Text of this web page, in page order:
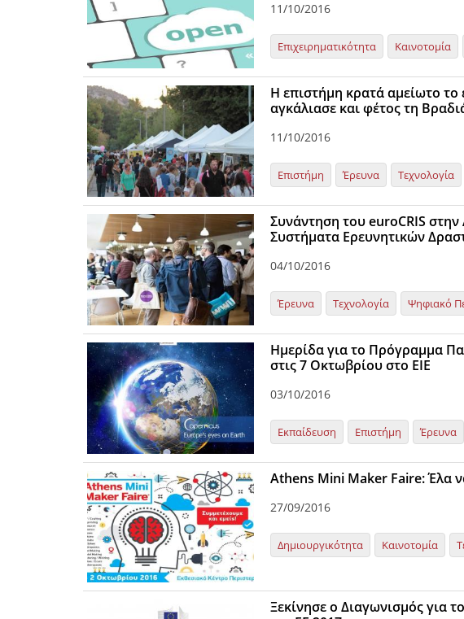
11/10/2016
Επιχειρηματικότητα Καινοτομία
Η επιστήμη κρατά αμείωτο
αγκάλιασε και φέτος τη
11/10/2016
Επιστήμη Έρευνα Τεχνολογία
Συνάντηση του euroCRIS
Συστήματα Ερευνητικών
04/10/2016
Έρευνα Τεχνολογία Ψηφιακό
Ημερίδα για το Πρόγραμμα
στις 7 Οκτωβρίου στο ΕΙΕ
03/10/2016
Εκπαίδευση Επιστήμη Έρευνα
Athens Mini Maker Faire: Έλα
27/09/2016
Δημιουργικότητα Καινοτομία
Ξεκίνησε ο Διαγωνισμός για